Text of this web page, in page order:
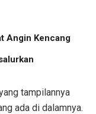
Angin Kencang
tampilannya
ada di dalamnya.